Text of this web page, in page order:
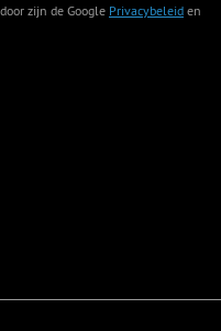
zijn de Google Privacybeleid en